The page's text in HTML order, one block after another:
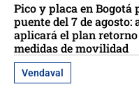
Pico y placa en Bogotá
puente del 7 de agosto:
aplicará el plan
medidas de movilidad
Vendaval